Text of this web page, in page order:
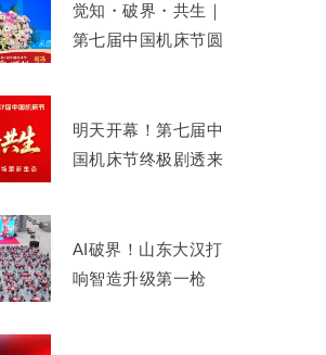
觉知・破界・共生｜
第七届中国机床节圆
明天开幕！第七届中
国机床节终极剧透来
AI破界！山东大汉打
响智造升级第一枪